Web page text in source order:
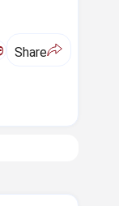
Share